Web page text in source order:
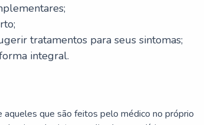
tratamentos para seus sintomas;
integral.
que são feitos pelo médico no próprio